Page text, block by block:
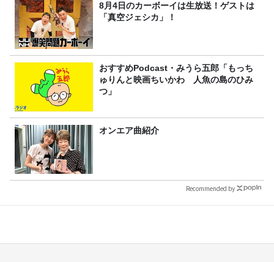
8月4日のカーボーイは生放送！ゲストは
「真空ジェシカ」！
おすすめPodcast・みうら五郎「もっち
ゅりんと映画ちいかわ 人魚の島のひみ
つ」
オンエア曲紹介
Recommended by